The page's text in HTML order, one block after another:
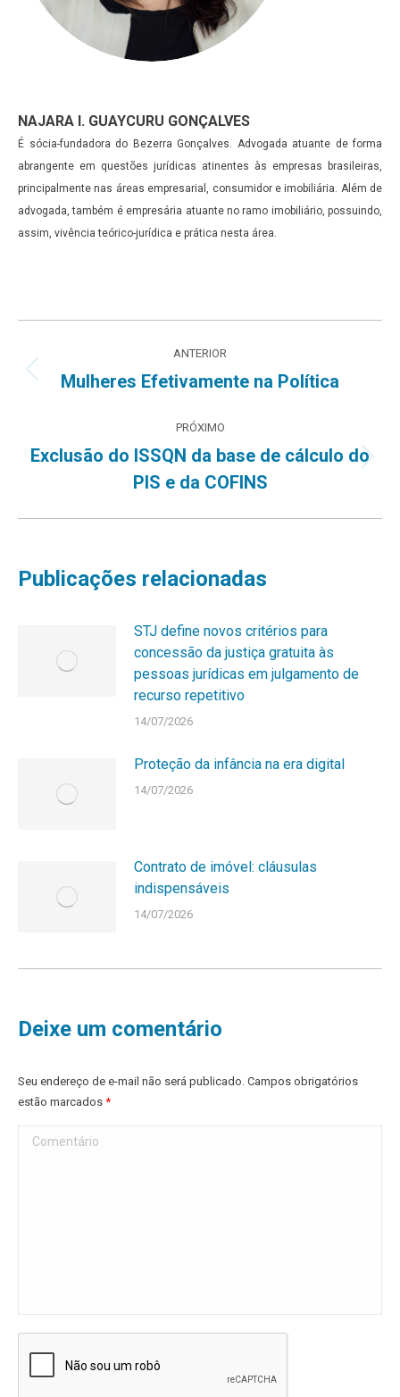
NAJARA I. GUAYCURU GONÇALVES
É sócia-fundadora do Bezerra Gonçalves. Advogada atuante de forma
abrangente em questões jurídicas atinentes às empresas brasileiras,
principalmente nas áreas empresarial, consumidor e imobiliária. Além de
advogada, também é empresária atuante no ramo imobiliário, possuindo,
assim, vivência teórico-jurídica e prática nesta área.
de
ANTERIOR
Post
Mulheres Efetivamente na Política
PRÓXIMO
Próximo
post:
Exclusão do ISSQN da base de cálculo do
PIS e da COFINS
Publicações relacionadas
STJ define novos critérios para
concessão da justiça gratuita às
pessoas jurídicas em julgamento de
recurso repetitivo
14/07/2026
Proteção da infância na era digital
14/07/2026
Contrato de imóvel: cláusulas
indispensáveis
14/07/2026
Deixe um comentário
Seu endereço de e-mail não será publicado. Campos obrigatórios
estão marcados *
Comentário